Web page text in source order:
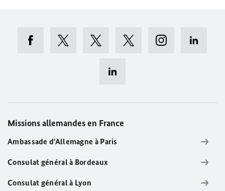
Missions allemandes en France
Ambassade d'Allemagne à Paris
Consulat général à Bordeaux
Consulat général à Lyon